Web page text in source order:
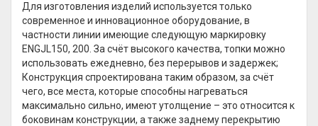
Для изготовления изделий используется только
современное и инновационное оборудование, в
частности линии имеющие следующую маркировку
ENGJL150, 200. За счёт высокого качества, топки можно
использовать ежедневно, без перерывов и задержек;
Конструкция спроектирована таким образом, за счёт
чего, все места, которые способны нагреваться
максимально сильно, имеют утолщение – это относится к
боковинам конструкции, а также заднему перекрытию